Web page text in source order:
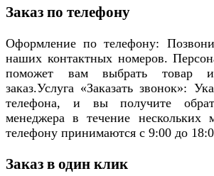
Заказ по телефону
Оформление по телефону:
наших контактных номеров.
поможет вам выбрать товар и
заказ.Услуга «Заказать звонок»:
телефона, и вы получите
менеджера в течение нескольких
телефону принимаются с 9:00 до
Заказ в один клик